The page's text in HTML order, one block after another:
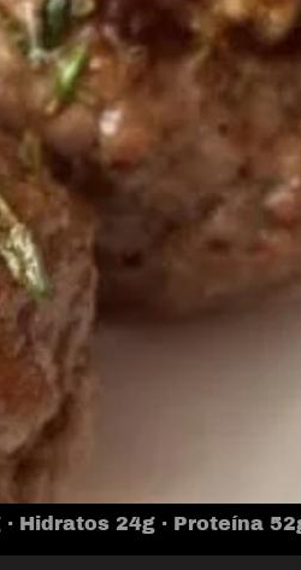
Hidratos 24g · Proteína